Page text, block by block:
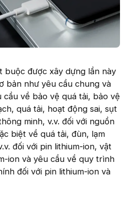
buộc được xây dựng lần này
bản như yêu cầu chung và
cầu về bảo vệ quá tải, bảo vệ
quá tải, hoạt động sai, sụt
minh, v.v. đối với nguồn
biệt về quá tải, đùn, lạm
đối với pin lithium-ion, vật
ion và yêu cầu về quy trình
đối với pin lithium-ion và